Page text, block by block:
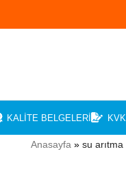
KALITE BELGELERI
Anasayfa » su